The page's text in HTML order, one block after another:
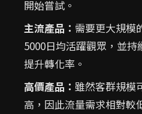
開始嘗試。
主流產品： 需要更大規模
5000日均活躍觀眾，並持
提升轉化率。
高價產品： 雖然客群規模
高，因此流量需求相對較